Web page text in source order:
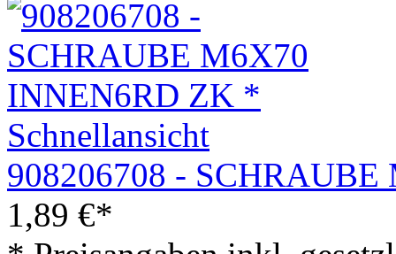
Schnellansicht
908206708 -
1,89 €*